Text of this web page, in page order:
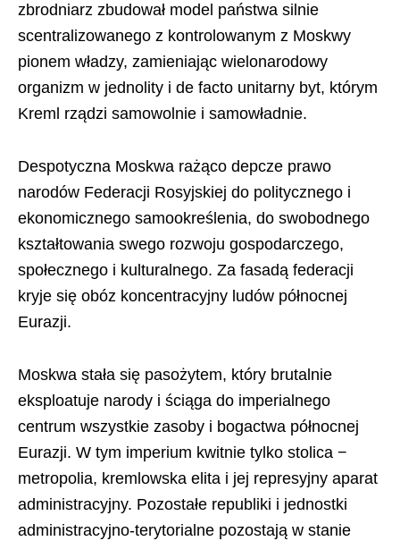
zbrodniarz zbudował model państwa silnie
scentralizowanego z kontrolowanym z Moskwy
pionem władzy, zamieniając wielonarodowy
organizm w jednolity i de facto unitarny byt, którym
Kreml rządzi samowolnie i samowładnie.
Despotyczna Moskwa rażąco depcze prawo
narodów Federacji Rosyjskiej do politycznego i
ekonomicznego samookreślenia, do swobodnego
kształtowania swego rozwoju gospodarczego,
społecznego i kulturalnego. Za fasadą federacji
kryje się obóz koncentracyjny ludów północnej
Eurazji.
Moskwa stała się pasożytem, który brutalnie
eksploatuje narody i ściąga do imperialnego
centrum wszystkie zasoby i bogactwa północnej
Eurazji. W tym imperium kwitnie tylko stolica −
metropolia, kremlowska elita i jej represyjny aparat
administracyjny. Pozostałe republiki i jednostki
administracyjno-terytorialne pozostają w stanie